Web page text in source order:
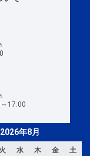
17:00
2026年8月
火 水 木 金 土